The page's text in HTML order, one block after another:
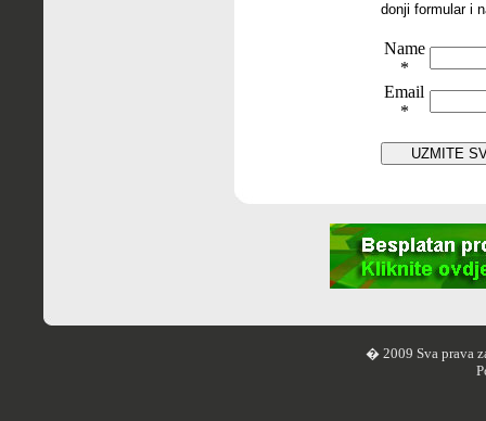
donji formular i
Name
*
Email
*
� 2009 Sva prava